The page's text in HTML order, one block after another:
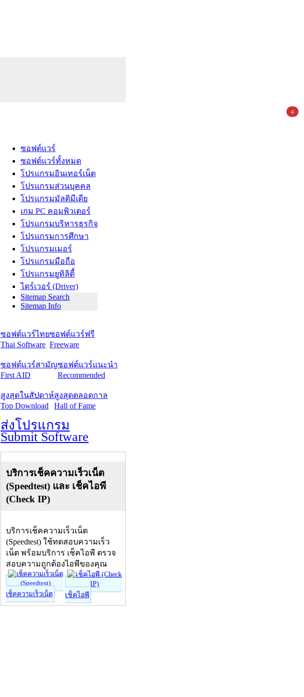
ซอฟต์แวร์
ซอฟต์แวร์ทั้งหมด
โปรแกรมอินเทอร์เน็ต
โปรแกรมส่วนบุคคล
โปรแกรมมัลติมีเดีย
เกม PC คอมพิวเตอร์
โปรแกรมบริหารธุรกิจ
โปรแกรมการศึกษา
โปรแกรมเมอร์
โปรแกรมมือถือ
โปรแกรมยูทิลิตี้
ไดร์เวอร์ (Driver)
Sitemap Search
Sitemap Info
ซอฟต์แวร์ไทย
Thai Software
ซอฟต์แวร์ฟรี
Freeware
ซอฟต์แวร์สามัญ
First AID
ซอฟต์แวร์แนะนำ
Recommended
สูงสุดในสัปดาห์
Top Download
สูงสุดตลอดกาล
Hall of Fame
ส่งโปรแกรม
Submit Software
บริการเช็คความเร็วเน็ต
(Speedtest) และ เช็คไอพี
(Check IP)
บริการเช็คความเร็วเน็ต
(Speedtest) ใช้ทดสอบความเร็ว
เน็ต พร้อมบริการ เช็คไอพี ตรวจ
สอบความถูกต้องไอพีของคุณ
เช็คความเร็วเน็ต เช็คไอพี
4